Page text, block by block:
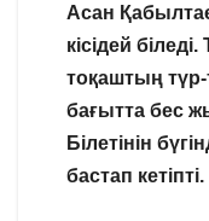
Асан
кісідей
тоқаштың түр-
бағытта бес
Білетінін
бастап кетіпті.